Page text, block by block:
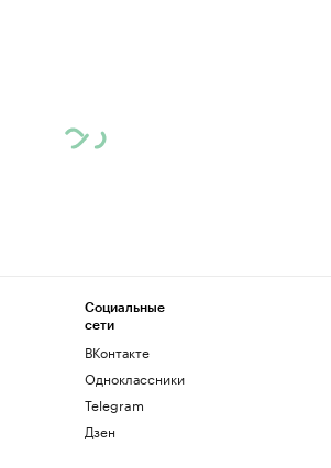
Социальные
сети
ВКонтакте
Одноклассники
Telegram
Дзен